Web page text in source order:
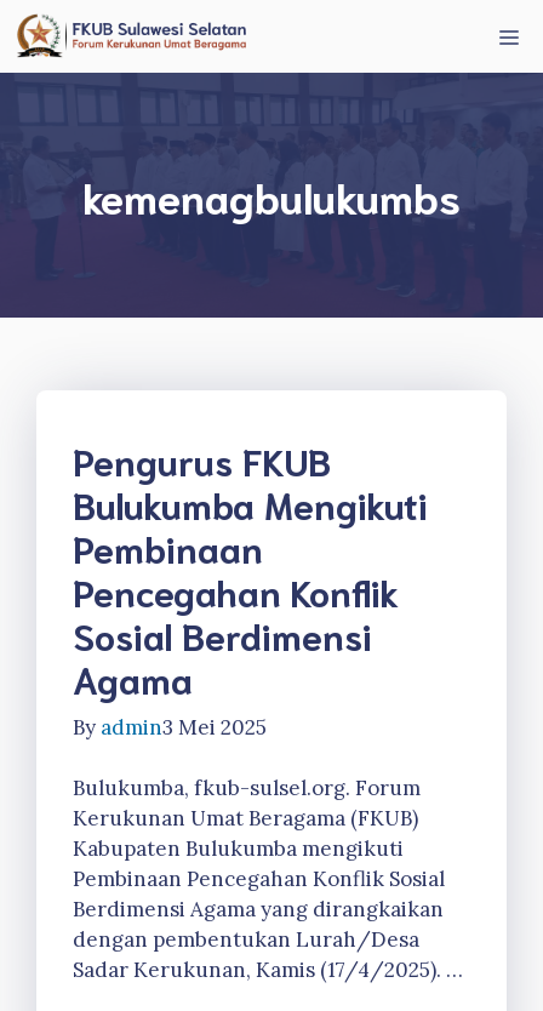
Langsung
ke
isi
kemenagbulukumbs
Pengurus FKUB
Bulukumba Mengikuti
Pembinaan
Pencegahan Konflik
Sosial Berdimensi
Agama
By admin3 Mei 2025
Bulukumba, fkub-sulsel.org. Forum
Kerukunan Umat Beragama (FKUB)
Kabupaten Bulukumba mengikuti
Pembinaan Pencegahan Konflik Sosial
Berdimensi Agama yang dirangkaikan
dengan pembentukan Lurah/Desa
Sadar Kerukunan, Kamis (17/4/2025). …